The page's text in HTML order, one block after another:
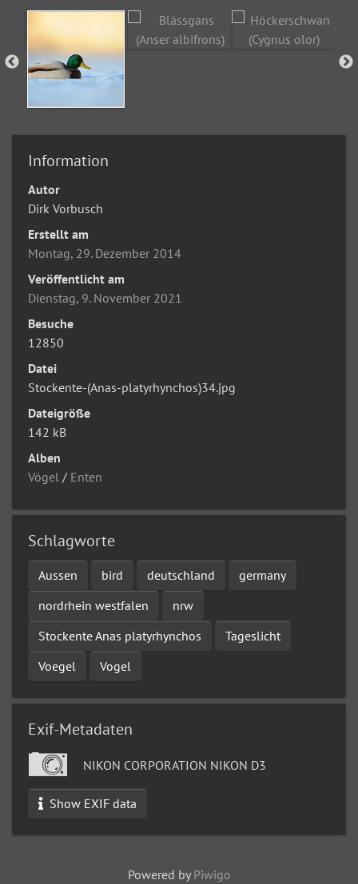
Information
Autor
Dirk Vorbusch
Erstellt am
Montag, 29. Dezember 2014
Veröffentlicht am
Dienstag, 9. November 2021
Besuche
12850
Datei
Stockente-(Anas-platyrhynchos)34.jpg
Dateigröße
142 kB
Alben
Vögel / Enten
Schlagworte
Aussen bird deutschland
germany
nordrhein westfalen
nrw
Stockente Anas platyrhynchos
Tageslicht
Voegel
Vogel
Exif-Metadaten
NIKON CORPORATION NIKON D3
Show EXIF data
Powered by Piwigo